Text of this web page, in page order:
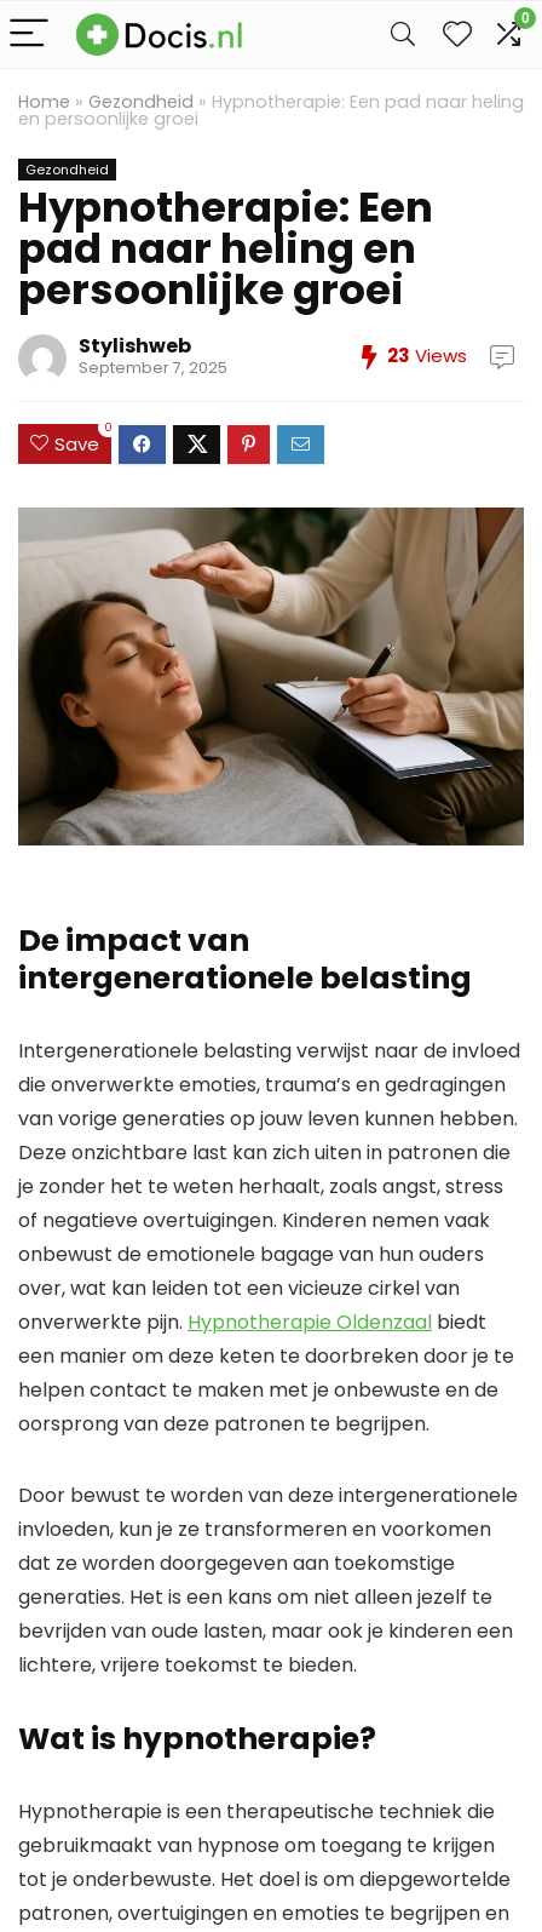
0
Home » Gezondheid » Hypnotherapie: Een pad naar heling
en persoonlijke groei
Gezondheid
Hypnotherapie: Een
pad naar heling en
persoonlijke groei
Stylishweb
September 7, 2025 23 Views
Save
0
De impact van
intergenerationele belasting
Intergenerationele belasting verwijst naar de invloed
die onverwerkte emoties, trauma’s en gedragingen
van vorige generaties op jouw leven kunnen hebben.
Deze onzichtbare last kan zich uiten in patronen die
je zonder het te weten herhaalt, zoals angst, stress
of negatieve overtuigingen. Kinderen nemen vaak
onbewust de emotionele bagage van hun ouders
over, wat kan leiden tot een vicieuze cirkel van
onverwerkte pijn. Hypnotherapie Oldenzaal biedt
een manier om deze keten te doorbreken door je te
helpen contact te maken met je onbewuste en de
oorsprong van deze patronen te begrijpen.
Door bewust te worden van deze intergenerationele
invloeden, kun je ze transformeren en voorkomen
dat ze worden doorgegeven aan toekomstige
generaties. Het is een kans om niet alleen jezelf te
bevrijden van oude lasten, maar ook je kinderen een
lichtere, vrijere toekomst te bieden.
Wat is hypnotherapie?
Hypnotherapie is een therapeutische techniek die
gebruikmaakt van hypnose om toegang te krijgen
tot je onderbewuste. Het doel is om diepgewortelde
patronen, overtuigingen en emoties te begrijpen en